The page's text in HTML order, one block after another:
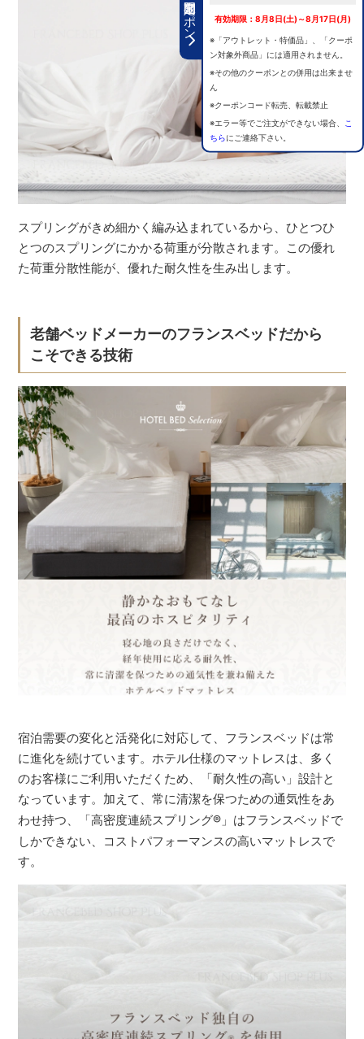
期間限定クーポン 有効期限：8月8日(土)～8月17日(月)
※「アウトレット・特価品」、「クーポ
ン対象外商品」には適用されません。
※その他のクーポンとの併用は出来ませ
ん
※クーポンコード転売、転載禁止
※エラー等でご注文ができない場合、
こ
ちらにご連絡下さい。
スプリングがきめ細かく編み込まれているから、ひとつひ
とつのスプリングにかかる荷重が分散されます。この優れ
た荷重分散性能が、優れた耐久性を生み出します。
老舗ベッドメーカーのフランスベッドだから
こそできる技術
宿泊需要の変化と活発化に対応して、フランスベッドは常
に進化を続けています。ホテル仕様のマットレスは、多く
のお客様にご利用いただくため、「耐久性の高い」設計と
なっています。加えて、常に清潔を保つための通気性をあ
わせ持つ、「高密度連続スプリング® 」はフランスベッドで
しかできない、コストパフォーマンスの高いマットレスで
す。